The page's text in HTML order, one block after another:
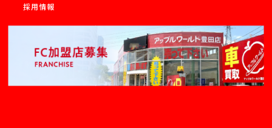
採用情報